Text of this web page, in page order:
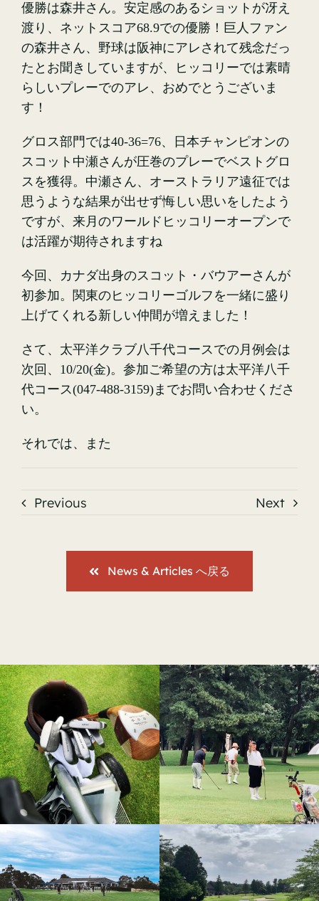
優勝は森井さん。安定感のあるショットが冴え
渡り、ネットスコア68.9での優勝！巨人ファン
の森井さん、野球は阪神にアレされて残念だっ
たとお聞きしていますが、ヒッコリーでは素晴
らしいプレーでのアレ、おめでとうございま
す！
グロス部門では40-36=76、日本チャンピオンの
スコット中瀬さんが圧巻のプレーでベストグロ
スを獲得。中瀬さん、オーストラリア遠征では
思うような結果が出せず悔しい思いをしたよう
ですが、来月のワールドヒッコリーオープンで
は活躍が期待されますね
今回、カナダ出身のスコット・バウアーさんが
初参加。関東のヒッコリーゴルフを一緒に盛り
上げてくれる新しい仲間が増えました！
さて、太平洋クラブ八千代コースでの月例会は
次回、10/20(金)。参加ご希望の方は太平洋八千
代コース(047-488-3159)までお問い合わせくださ
い。
それでは、また
Previous Next
News & Articles へ戻る